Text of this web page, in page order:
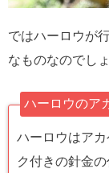
ではハーロウが
なものなのでし
ハーロウのア
ハーロウはア
ク付きの針金の